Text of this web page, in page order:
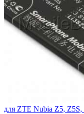
для ZTE Nubia Z5,